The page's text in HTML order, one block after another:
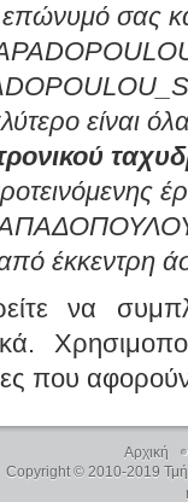
σας
είναι
έκκεντρη
να
που
Αρχική
Copyright © 2010-2019